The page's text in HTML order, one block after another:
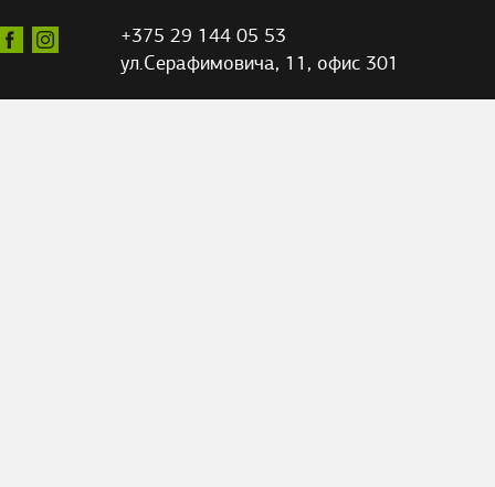
+375 29 144 05 53
ул.Серафимовича, 11, офис 301